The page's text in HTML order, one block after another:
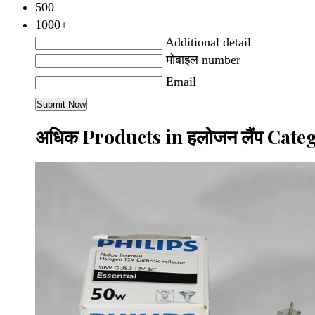
500
1000+
Additional detail
मोबाइल number
Email
अधिक Products in हलोजन लैंप